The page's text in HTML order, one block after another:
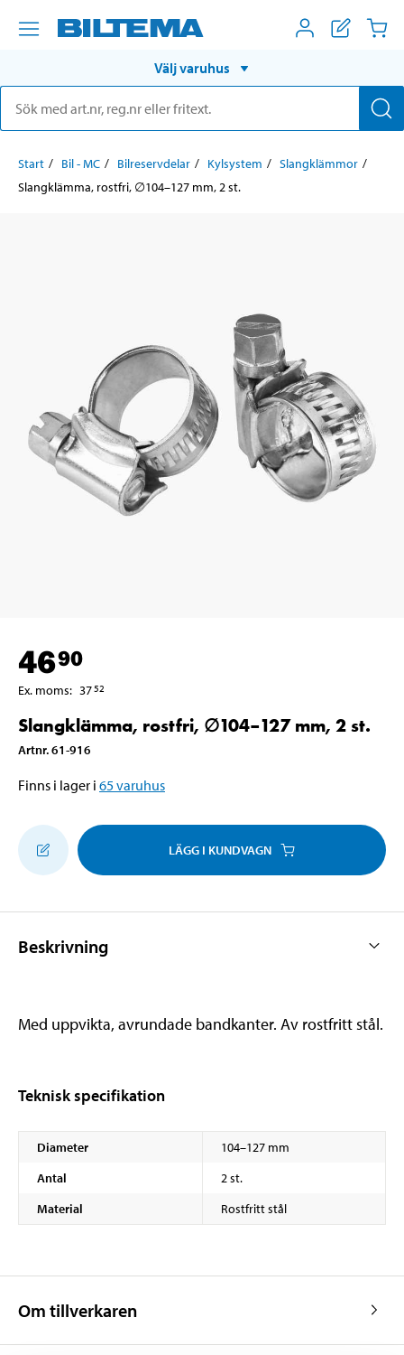
Välj varuhus
Start Bil - MC Bilreservdelar Kylsystem
Slangklämmor
Slangklämma, rostfri, ∅104–127 mm, 2 st.
4690
Ex. moms: 3752
Slangklämma, rostfri, ∅104–127 mm, 2 st.
Artnr.61-916
Finns i lager i 65varuhus
LÄGG I KUNDVAGN
Beskrivning
Med uppvikta, avrundade bandkanter. Av rostfritt stål.
Teknisk specifikation
Diameter
104–127 mm
Antal
2 st.
Material
Rostfritt stål
Om tillverkaren